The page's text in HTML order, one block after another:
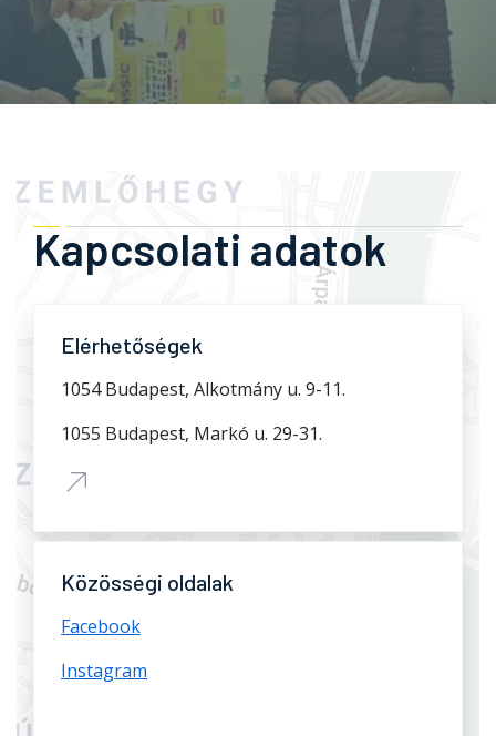
Kapcsolati adatok
Elérhetőségek
1054 Budapest, Alkotmány u. 9-11.
1055 Budapest, Markó u. 29-31.
Közösségi oldalak
Facebook
Instagram